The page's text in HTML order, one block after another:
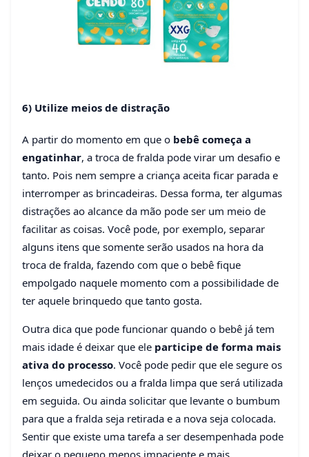
6) Utilize meios de distração
A partir do momento em que o bebê começa a
engatinhar, a troca de fralda pode virar um desafio e
tanto. Pois nem sempre a criança aceita ficar parada e
interromper as brincadeiras. Dessa forma, ter algumas
distrações ao alcance da mão pode ser um meio de
facilitar as coisas. Você pode, por exemplo, separar
alguns itens que somente serão usados na hora da
troca de fralda, fazendo com que o bebê fique
empolgado naquele momento com a possibilidade de
ter aquele brinquedo que tanto gosta.
Outra dica que pode funcionar quando o bebê já tem
mais idade é deixar que ele participe de forma mais
ativa do processo. Você pode pedir que ele segure os
lenços umedecidos ou a fralda limpa que será utilizada
em seguida. Ou ainda solicitar que levante o bumbum
para que a fralda seja retirada e a nova seja colocada.
Sentir que existe uma tarefa a ser desempenhada pode